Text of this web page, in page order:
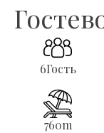
6Гость
760m